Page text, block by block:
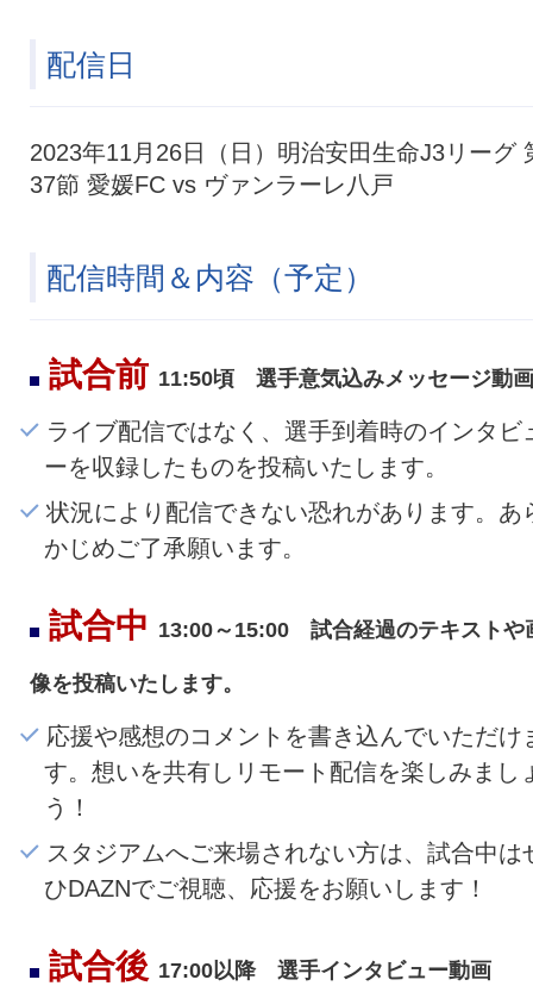
配信日
2023年11月26日（日）明治安田生命J3リーグ
37節 愛媛FC vs ヴァンラーレ八戸
配信時間＆内容（予定）
試合前 11:50頃 選手意気込みメッセージ動画
ライブ配信ではなく、選手到着時のインタビ
ーを収録したものを投稿いたします。
状況により配信できない恐れがあります。あ
かじめご了承願います。
試合中 13:00～15:00 試合経過のテキストや
像を投稿いたします。
応援や感想のコメントを書き込んでいただけ
す。想いを共有しリモート配信を楽しみまし
う！
スタジアムへご来場されない方は、試合中は
ひDAZNでご視聴、応援をお願いします！
試合後 17:00以降 選手インタビュー動画